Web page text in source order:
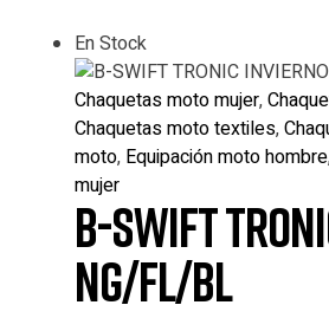
En Stock
Chaquetas moto mujer,
Chaquetas moto textiles,
moto, Equipación moto hombre
mujer
B-SWIFT
NG/FL/BL